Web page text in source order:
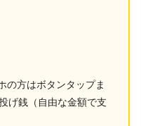
の方はボタンタップま
げ銭（自由な金額で支